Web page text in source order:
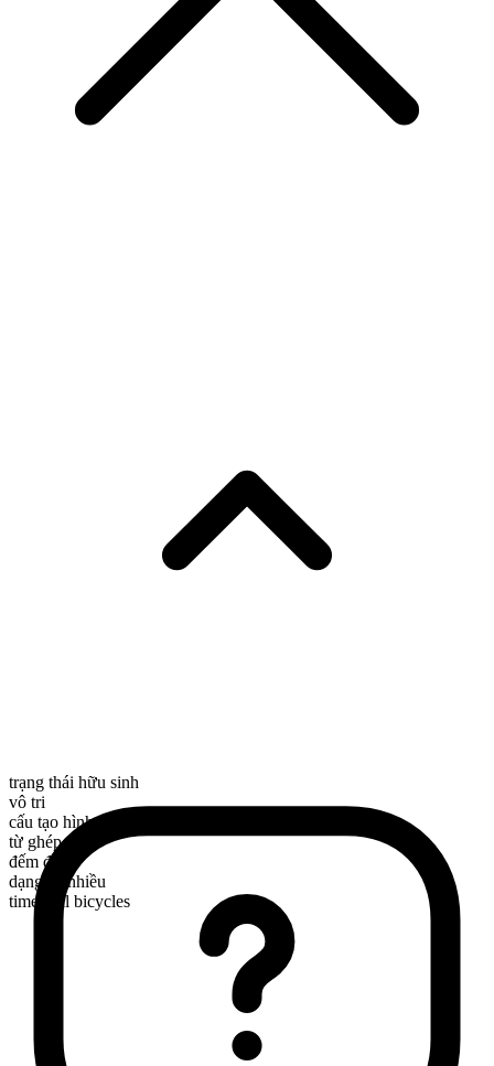
trạng thái hữu sinh
vô tri
cấu tạo hình thái
từ ghép
đếm được
dạng số nhiều
time trial bicycles